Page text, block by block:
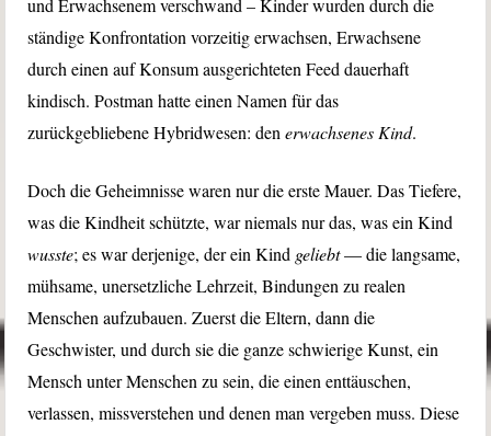
und Erwachsenem verschwand – Kinder wurden durch die
ständige Konfrontation vorzeitig erwachsen, Erwachsene
durch einen auf Konsum ausgerichteten Feed dauerhaft
kindisch. Postman hatte einen Namen für das
zurückgebliebene Hybridwesen: denerwachsenes Kind.
Doch die Geheimnisse waren nur die erste Mauer. Das Tiefere,
was die Kindheit schützte, war niemals nur das, was ein Kind
wusste; es war derjenige, der ein Kind geliebt— die langsame,
mühsame, unersetzliche Lehrzeit, Bindungen zu realen
Menschen aufzubauen. Zuerst die Eltern, dann die
Geschwister, und durch sie die ganze schwierige Kunst, ein
Mensch unter Menschen zu sein, die einen enttäuschen,
verlassen, missverstehen und denen man vergeben muss. Diese